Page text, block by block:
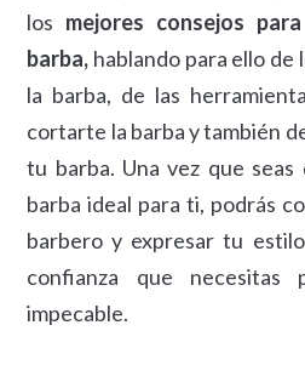
los mejores consejos
barba, hablando para ello de
la barba, de las
cortarte la barba y también
tu barba. Una vez que
barba ideal para ti, podrás
barbero y expresar tu
confianza que
impecable.